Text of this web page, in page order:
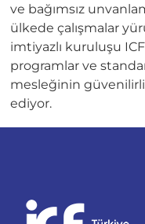
ve bağımsız
ülkede çalışmalar
imtiyazlı kuruluşu
programlar ve
mesleğinin
ediyor.